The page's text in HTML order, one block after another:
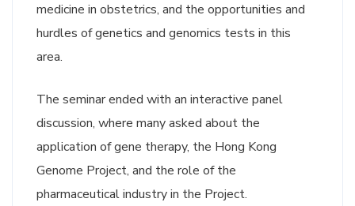
medicine in obstetrics, and the opportunities and
hurdles of genetics and genomics tests in this
area.
The seminar ended with an interactive panel
discussion, where many asked about the
application of gene therapy, the Hong Kong
Genome Project, and the role of the
pharmaceutical industry in the Project.